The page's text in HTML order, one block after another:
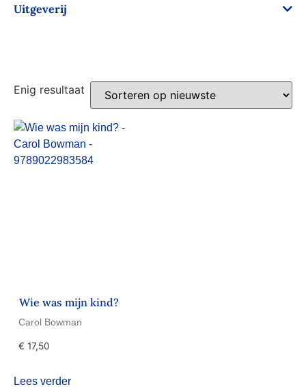
Uitgeverij
Enig resultaat
Wie was mijn kind?
Carol Bowman
€ 17,50
Lees verder